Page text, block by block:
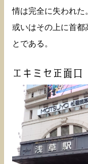
情は完全に失われた
或いはその上に首都
とである。
エキミセ正面口